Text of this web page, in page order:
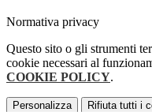
Normativa privacy
Questo sito o gli strumenti
cookie necessari al
COOKIE POLICY.
Personalizza Rifiuta tutti i